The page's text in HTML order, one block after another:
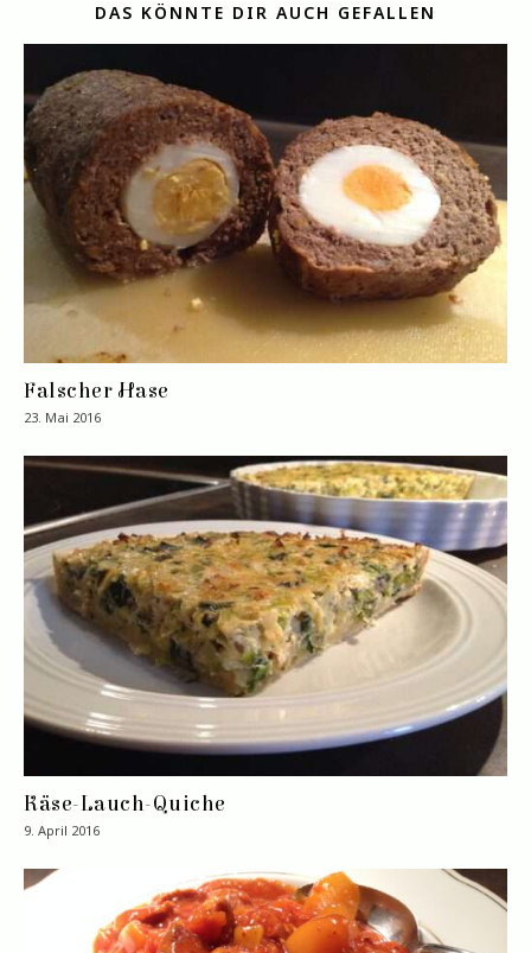
DAS KÖNNTE DIR AUCH GEFALLEN
Falscher Hase
23. Mai 2016
Käse-Lauch-Quiche
9. April 2016